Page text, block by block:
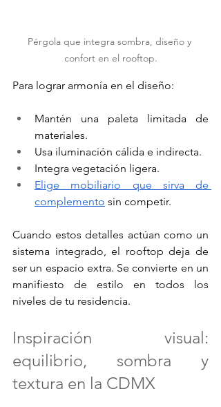
Pérgola que integra sombra, diseño y
confort en el rooftop.
Para lograr armonía en el diseño:
Mantén una paleta limitada de
materiales.
Usa iluminación cálida e indirecta.
Integra vegetación ligera.
Elige mobiliario que sirva de
complemento sin competir.
Cuando estos detalles actúan como un
sistema integrado, el rooftop deja de
ser un espacio extra. Se convierte en un
manifiesto de estilo en todos los
niveles de tu residencia.
Inspiración visual:
equilibrio, sombra y
textura en la CDMX